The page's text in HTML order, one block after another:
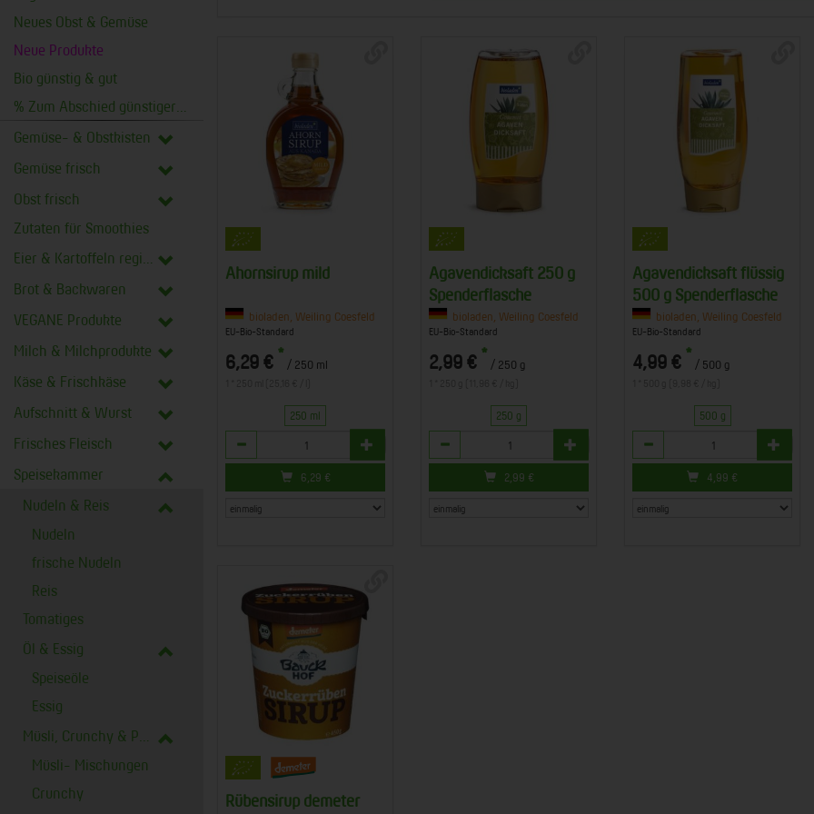
Neues Obst & Gemüse
Neue Produkte
Bio günstig & gut
Gemüse- & Obstkisten
Gemüse frisch
Obst frisch
Zutaten für Smoothies
Eier & Kartoffeln regional
Brot & Backwaren
VEGANE Produkte
Milch & Milchprodukte
Käse & Frischkäse
Aufschnitt & Wurst
Frisches Fleisch
Speisekammer
Nudeln & Reis
Nudeln
frische Nudeln
Reis
Tomatiges
Öl & Essig
Speiseöle
Essig
Müsli, Crunchy & Porridge
Müsli- Mischungen
Crunchy
Ahornsirup mild
bioladen, Weiling Coesfeld
EU-Bio-Standard
6,29 € * / 250 ml
250 ml
Anzahl
6,29 €
Agavendicksaft 250 g
Spenderflasche
bioladen, Weiling Coesfeld
EU-Bio-Standard
2,99 € * / 250 g
250 g
Anzahl
2,99 €
Agavendicksaft flüssig
500 g Spenderflasche
bioladen, Weiling Coesfeld
EU-Bio-Standard
4,99 € * / 500 g
500 g
Anzahl
4,99 €
Rübensirup demeter